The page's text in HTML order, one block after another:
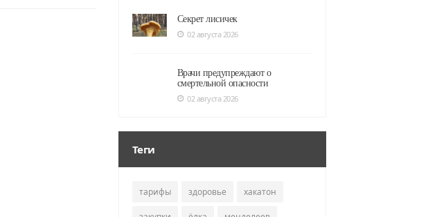
Секрет лисичек
02 августа 2026
Врачи предупреждают о
смертельной опасности
02 августа 2026
Теги
тарифы здоровье хакатон